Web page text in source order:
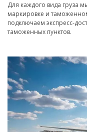
Для каждого вида груза
маркировке и
подключаем экспресс-
таможенных пунктов.